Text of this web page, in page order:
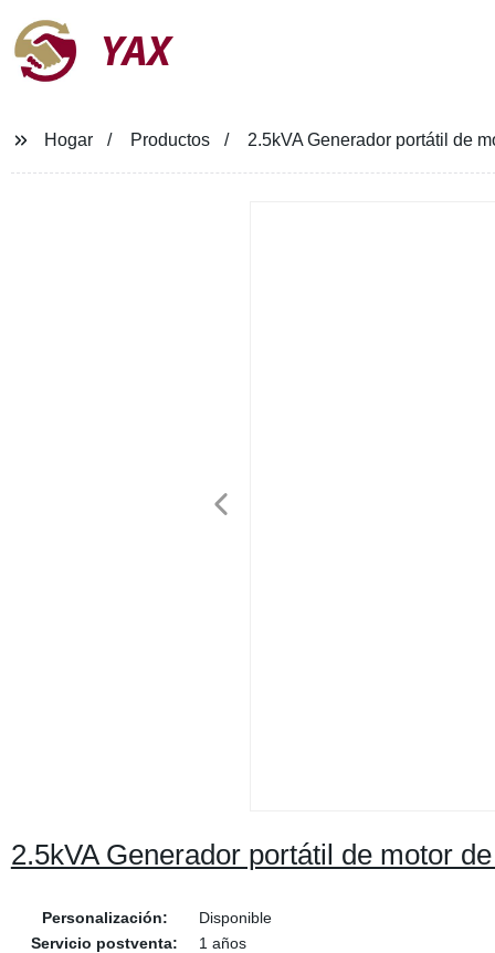
YAX
Hogar Productos 2.5kVA Generador portátil de
2.5kVA Generador portátil de motor
Personalización:
Disponible
Servicio postventa:
1 años